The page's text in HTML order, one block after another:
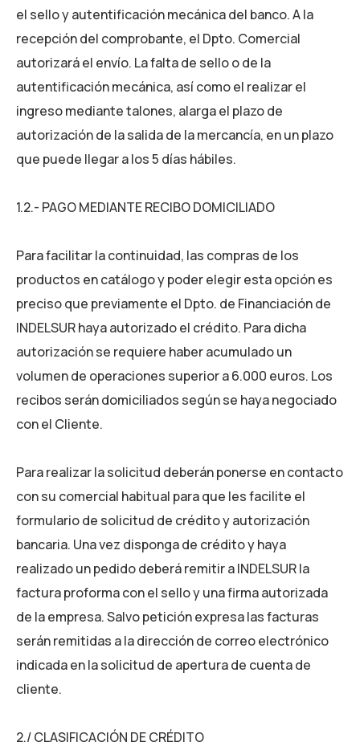
el sello y autentificación mecánica del banco. A la
recepción del comprobante, el Dpto. Comercial
autorizará el envío. La falta de sello o de la
autentificación mecánica, así como el realizar el
ingreso mediante talones, alarga el plazo de
autorización de la salida de la mercancía, en un plazo
que puede llegar a los 5 días hábiles.
1.2.- PAGO MEDIANTE RECIBO DOMICILIADO
Para facilitar la continuidad, las compras de los
productos en catálogo y poder elegir esta opción es
preciso que previamente el Dpto. de Financiación de
INDELSUR haya autorizado el crédito. Para dicha
autorización se requiere haber acumulado un
volumen de operaciones superior a 6.000 euros. Los
recibos serán domiciliados según se haya negociado
con el Cliente.
Para realizar la solicitud deberán ponerse en contacto
con su comercial habitual para que les facilite el
formulario de solicitud de crédito y autorización
bancaria. Una vez disponga de crédito y haya
realizado un pedido deberá remitir a INDELSUR la
factura proforma con el sello y una firma autorizada
de la empresa. Salvo petición expresa las facturas
serán remitidas a la dirección de correo electrónico
indicada en la solicitud de apertura de cuenta de
cliente.
2./ CLASIFICACIÓN DE CRÉDITO